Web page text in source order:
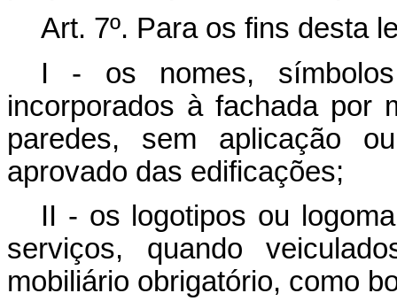
Art. 7º. Para os fins desta
I - os nomes,
incorporados à fachada por
paredes, sem aplicação
aprovado das edificações;
II - os logotipos ou
serviços, quando
mobiliário obrigatório, como